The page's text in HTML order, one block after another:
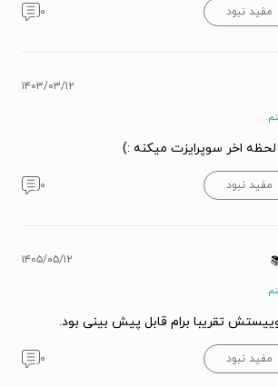
مفید نبود ۰
۱۴۰۳/۰۳/۱۲
لحظه اخر سوپرایزت میکنه :)
مفید نبود ۰
۱۴۰۵/۰۵/۱۲
تقریبا برام قابل پیش بینی بود.
مفید نبود ۰